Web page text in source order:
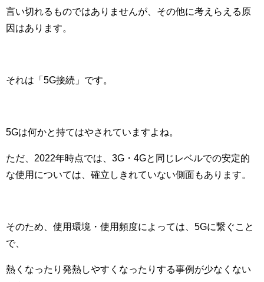
言い切れるものではありませんが、その他に考えらえる原
因はあります。
それは「5G接続」です。
5Gは何かと持てはやされていますよね。
ただ、2022年時点では、3G・4Gと同じレベルでの安定的
な使用については、確立しきれていない側面もあります。
そのため、使用環境・使用頻度によっては、5Gに繋ぐこと
で、
熱くなったり発熱しやすくなったりする事例が少なくない